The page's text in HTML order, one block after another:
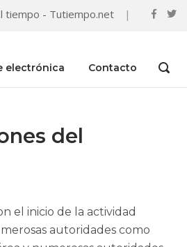
tiempo - Tutiempo.net |
electrónica Contacto
OPEN
del
el inicio de la actividad
autoridades como